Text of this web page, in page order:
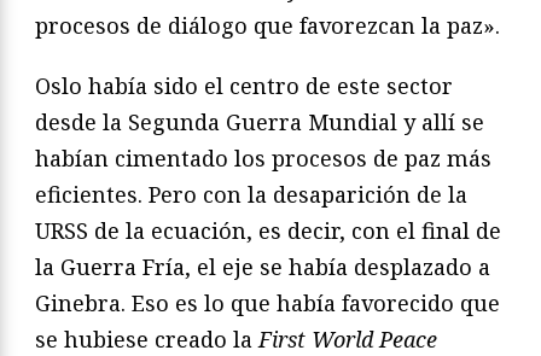
procesos de diálogo que favo­rezcan la paz».
Oslo había sido el centro de este sector
desde la Segunda Guerra Mundial y allí se
habían cimentado los procesos de paz más
eficientes. Pero con la desaparición de la
URSS de la ecuación, es decir, con el final de
la Guerra Fría, el eje se había desplazado a
Ginebra. Eso es lo que había favorecido que
se hubiese creado laFirst World Peace